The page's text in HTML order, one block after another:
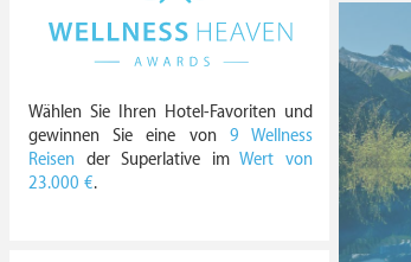
Wählen Sie Ihren Hotel-Favoriten und
gewinnen Sie eine von 9 Wellness
Reisen der Superlative imWert von
23.000 €.